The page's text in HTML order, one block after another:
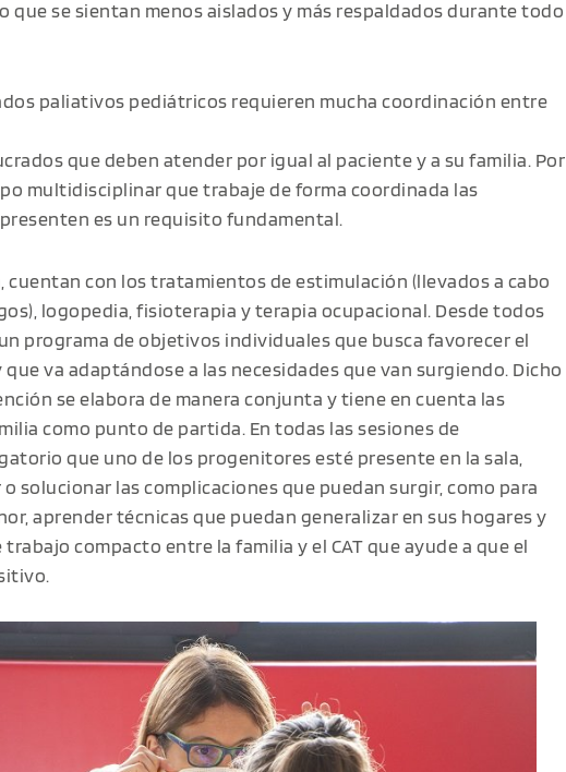
que se sientan menos aislados y más respaldados durante todo
paliativos pediátricos requieren mucha coordinación entre
que deben atender por igual al paciente y a su familia. Por
multidisciplinar que trabaje de forma coordinada las
es un requisito fundamental.
cuentan con los tratamientos de estimulación (llevados a cabo
logopedia, fisioterapia y terapia ocupacional. Desde todos
programa de objetivos individuales que busca favorecer el
va adaptándose a las necesidades que van surgiendo. Dicho
se elabora de manera conjunta y tiene en cuenta las
como punto de partida. En todas las sesiones de
que uno de los progenitores esté presente en la sala,
solucionar las complicaciones que puedan surgir, como para
aprender técnicas que puedan generalizar en sus hogares y
compacto entre la familia y el CAT que ayude a que el